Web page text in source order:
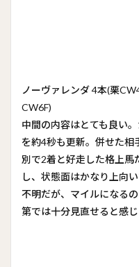
ノーヴァレンダ 4本(栗
CW6F)
中間の内容はとても良い
を約4秒も更新。併せた相
別で2着と好走した格上馬
し、状態面はかなり上向
不明だが、マイルになる
第では十分見直せると感じ